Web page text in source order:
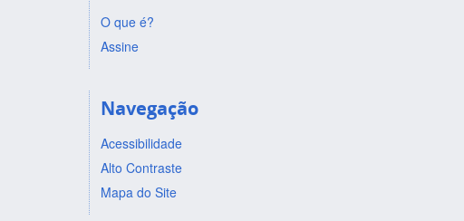
O que é?
Assine
Navegação
Acessibilidade
Alto Contraste
Mapa do Site